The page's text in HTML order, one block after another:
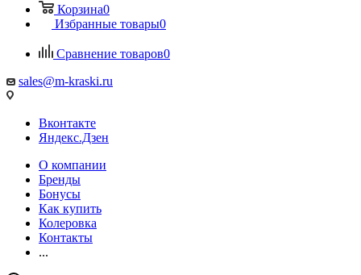
Корзина0
Избранные товары0
Сравнение товаров0
sales@m-kraski.ru
Вконтакте
Яндекс.Дзен
О компании
Бренды
Бонусы
Как купить
Колеровка
Контакты
...